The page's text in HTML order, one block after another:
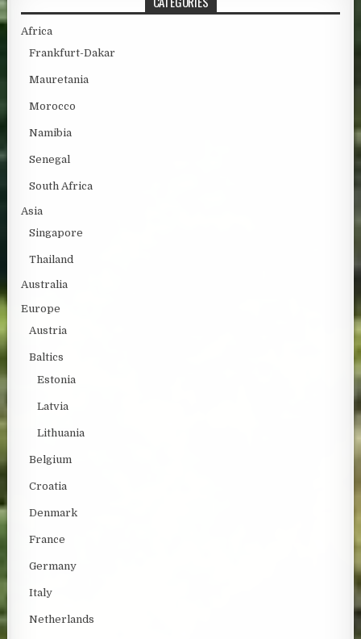
Africa
Frankfurt-Dakar
Mauretania
Morocco
Namibia
Senegal
South Africa
Asia
Singapore
Thailand
Australia
Europe
Austria
Baltics
Estonia
Latvia
Lithuania
Belgium
Croatia
Denmark
France
Germany
Italy
Netherlands